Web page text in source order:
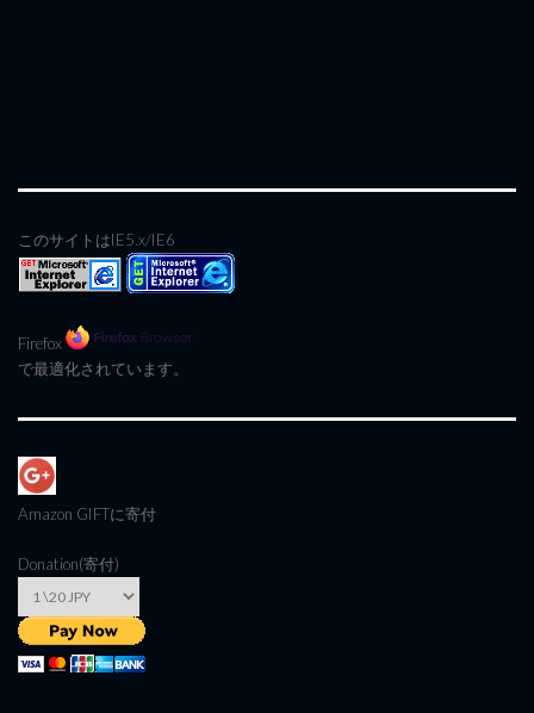
このサイトはIE5.x/IE6
Firefox
で最適化されています。
Amazon GIFTに寄付
Donation(寄付)